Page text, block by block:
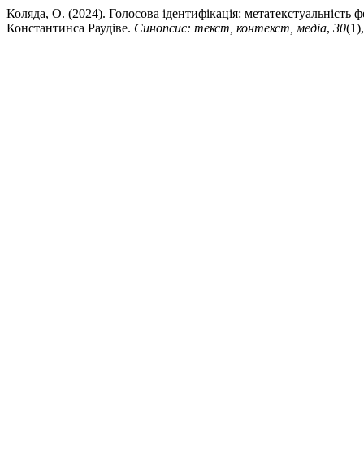
Коляда, О. (2024). Голосова ідентифікація:
Константинса Раудіве. Синопсис: текст, контекст, медіа, 30